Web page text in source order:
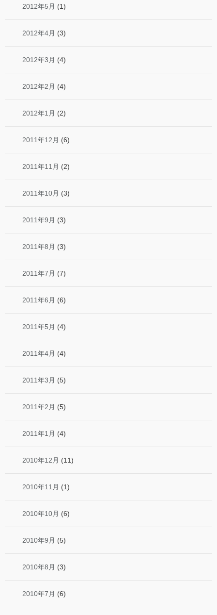
2012年5月 (1)
2012年4月 (3)
2012年3月 (4)
2012年2月 (4)
2012年1月 (2)
2011年12月 (6)
2011年11月 (2)
2011年10月 (3)
2011年9月 (3)
2011年8月 (3)
2011年7月 (7)
2011年6月 (6)
2011年5月 (4)
2011年4月 (4)
2011年3月 (5)
2011年2月 (5)
2011年1月 (4)
2010年12月 (11)
2010年11月 (1)
2010年10月 (6)
2010年9月 (5)
2010年8月 (3)
2010年7月 (6)